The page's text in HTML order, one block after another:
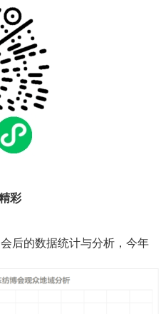
彩
后的数据统计与分析，今年